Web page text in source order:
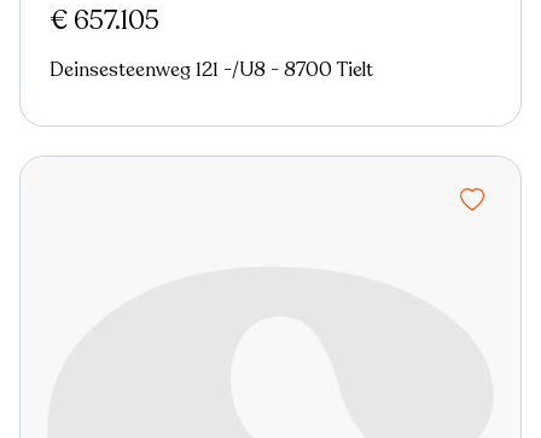
€ 657.105
Deinsesteenweg 121 -/U8 - 8700 Tielt